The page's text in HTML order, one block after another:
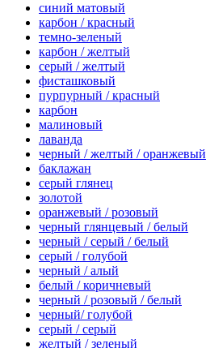
синий матовый
карбон / красный
темно-зеленый
карбон / желтый
серый / желтый
фисташковый
пурпурный / красный
карбон
малиновый
лаванда
черный / желтый / оранжевый
баклажан
серый глянец
золотой
оранжевый / розовый
черный глянцевый / белый
черный / серый / белый
серый / голубой
черный / алый
белый / коричневый
черный / розовый / белый
черный/ голубой
серый / серый
желтый / зеленый